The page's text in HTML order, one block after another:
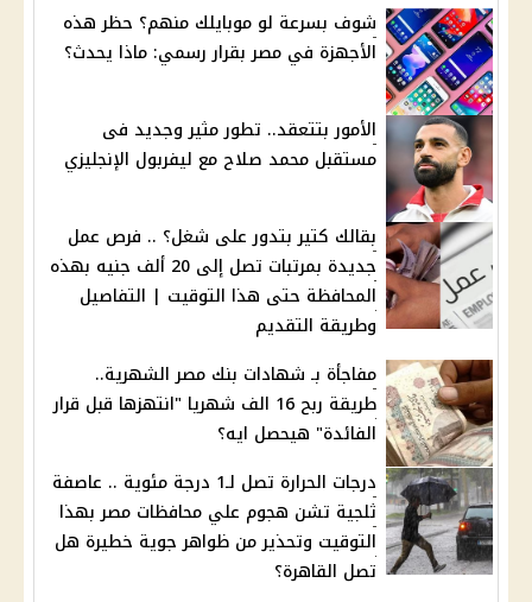
شوف بسرعة لو موبايلك منهم؟ حظر هذه
الأجهزة في مصر بقرار رسمي: ماذا يحدث؟
الأمور بتتعقد.. تطور مثير وجديد فى
مستقبل محمد صلاح مع ليفربول الإنجليزي
بقالك كتير بتدور على شغل؟ .. فرص عمل
جديدة بمرتبات تصل إلى 20 ألف جنيه بهذه
المحافظة حتى هذا التوقيت | التفاصيل
وطريقة التقديم
مفاجأة بـ شهادات بنك مصر الشهرية..
طريقة ربح 16 الف شهريا "انتهزها قبل قرار
الفائدة" هيحصل ايه؟
درجات الحرارة تصل لـ1 درجة مئوية .. عاصفة
ثلجية تشن هجوم علي محافظات مصر بهذا
التوقيت وتحذير من ظواهر جوية خطيرة هل
تصل القاهرة؟